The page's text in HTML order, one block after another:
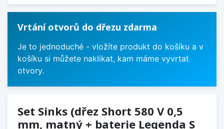
Vrtání otvorů do dřezu zdarma
Je to jednoduché - vložíte produkt do košíku a v
košíku si můžete naklikat, kam máme vyvrtat
otvory.
Set Sinks (dřez Short 580 V 0,5
mm, matný + baterie Legenda S